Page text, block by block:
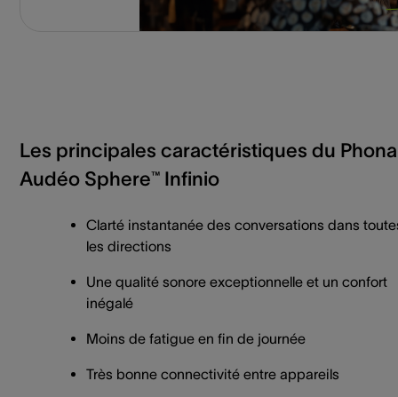
Les principales caractéristiques du
Audéo Sphere™ Infinio
Clarté instantanée des conversations dans
les directions
Une qualité sonore exceptionnelle et un confort
inégalé
Moins de fatigue en fin de journée
Très bonne connectivité entre appareils